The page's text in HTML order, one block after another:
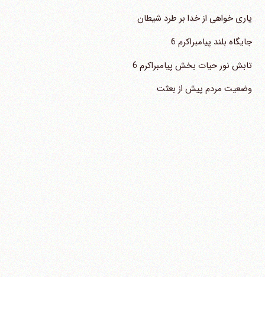
یاری خواهی از خدا بر طرد شیطان
جایگاه بلند پیامبراکرم 6
تابش نور حیات بخش پیامبراکرم 6
وضعیت مردم پیش از بعثت